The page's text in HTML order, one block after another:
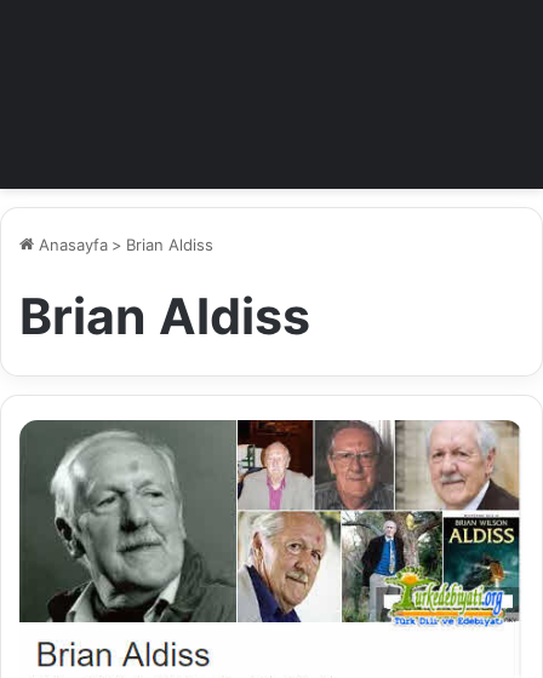
Anasayfa > Brian Aldiss
Brian Aldiss